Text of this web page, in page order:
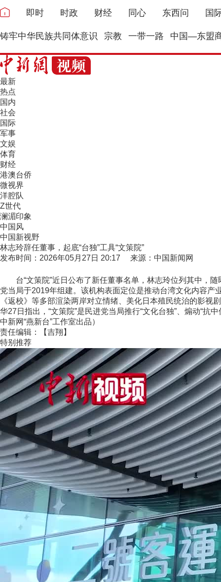
即时 时政 财经 同心 东西问 国
铸牢中华民族共同体意识 宗教 一带一路 中国—东盟
最新
热点
国内
社会
国际
军事
文娱
体育
财经
港澳台侨
微视界
洋腔队
Z世代
澜湄印象
中国风
中国新视野
林志玲辞任董事，起底“台独”工具“文策院”
发布时间：2026年05月27日 20:17 来源：中国新闻网
台“文策院”近日公布了新任董事名单，林志玲位列其中，随
党当局于2019年组建。该机构表面定位是推动台湾文化内容产
《返校》等多部渲染两岸对立情绪、美化日本殖民统治的影视
华27日指出，“文策院”是民进党当局推行“文化台独”、煽动“
中新网“燕新台”工作室出品）
责任编辑：【吉翔】
特别推荐